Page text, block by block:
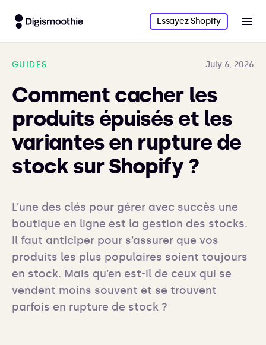
Essayez Shopify
GUIDES July 6, 2026
Comment cacher les
produits épuisés et les
variantes en rupture de
stock sur Shopify ?
L’une des clés pour gérer avec succès une
boutique en ligne est la gestion des stocks.
Il faut anticiper pour s’assurer que vos
produits les plus populaires soient toujours
en stock. Mais qu’en est-il de ceux qui se
vendent moins souvent et se trouvent
parfois en rupture de stock ?